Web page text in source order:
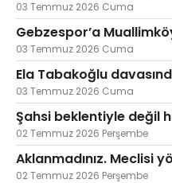
03 Temmuz 2026 Cuma
Gebzespor’a
03 Temmuz 2026 Cuma
Ela Tabakoğlu
03 Temmuz 2026 Cuma
Şahsi beklentiyle değil
02 Temmuz 2026 Perşembe
Aklanmadınız. Meclisi
02 Temmuz 2026 Perşembe